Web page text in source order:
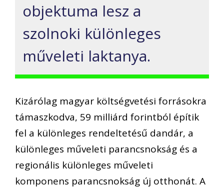
objektuma lesz a
szolnoki különleges
műveleti laktanya.
Kizárólag magyar költségvetési forrásokra
támaszkodva, 59 milliárd forintból építik
fel a különleges rendeltetésű dandár, a
különleges műveleti parancsnokság és a
regionális különleges műveleti
komponens parancsnokság új otthonát. A